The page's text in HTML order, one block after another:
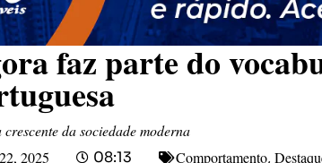
faz parte do
da sociedade moderna
2025 08:13 Comportamento,